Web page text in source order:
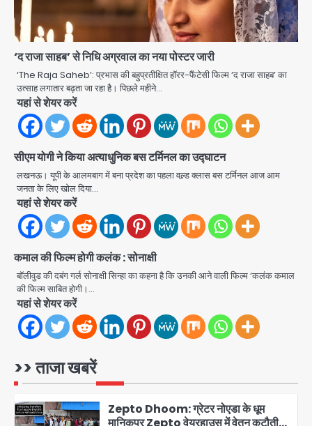
‘द राजा साहब’ से निधि अग्रवाल का नया पोस्टर जारी
‘The Raja Saheb’: प्रभास की बहुप्रतीक्षित हॉरर-फैंटेसी फिल्म ‘द राजा साहब’ का
उत्साह लगातार बढ़ता जा रहा है। पिछले महीने…
यहां से शेयर करें
सीएम योगी ने किया अत्याधुनिक बस टर्मिनल का उद्घाटन
लखनऊ। यूपी के आलमबाग में बना प्रदेश का पहला वल्र्ड क्लास बस टर्मिनल आज आम
जनता के लिए खोल दिया…
यहां से शेयर करें
कमाल की फिल्म होगी कलंक : सोनाक्षी
बॉलीवुड की दबंग गर्ल सोनाक्षी सिन्हा का कहना है कि उनकी आने वाली फिल्म ‘कलंक कमाल
की फिल्म साबित होगी।…
यहां से शेयर करें
>> ताजा खबरें
2
Zepto Dhoom: ग्रेटर नोएडा के धूम
मानिकपुर Zepto वेयरहाउस में वेतन कटौती
को लेकर 100 से ज्यादा कर्मचारियों का विरोध
प्रदर्शन
Avinash Kumar
3
Parshvanath Building
Shooting: सिक्योरिटी गार्ड की गोली से 17
वर्षीय किशोर की मौत
4
DGCA जांच जारी
Avinash Kumar
5
Baramati Airport Plane Crash:
रनवे पर ट्रेनी विमान क्रैश, जांच शुरू
1
Shaheen Bagh News: बारिश के बाद
Zepto Dhoom: ग्रेटर नोएडा के धूम
मानिकपुर Zepto वेयरहाउस में वेतन कटौती